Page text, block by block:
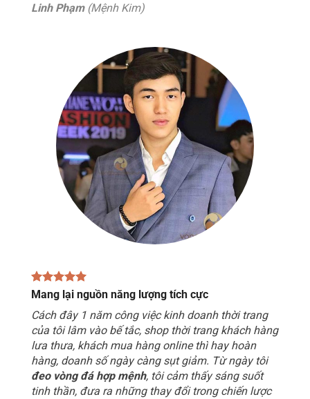
Linh Phạm(Mệnh Kim)
Mang lại nguồn năng lượng tích cực
Cách đây 1 năm công việc kinh doanh thời trang
của tôi lâm vào bế tắc, shop thời trang khách hàng
lưa thưa, khách mua hàng online thì hay hoàn
hàng, doanh số ngày càng sụt giảm. Từ ngày tôi
đeo vòng đá hợp mệnh, tôi cảm thấy sáng suốt
tinh thần, đưa ra những thay đổi trong chiến lược